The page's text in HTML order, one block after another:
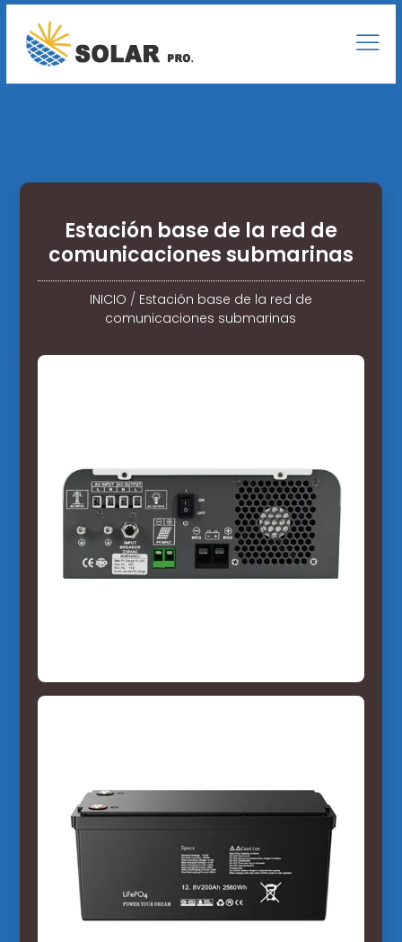
Estación base de la red de
comunicaciones submarinas
INICIO / Estación base de la red de
comunicaciones submarinas